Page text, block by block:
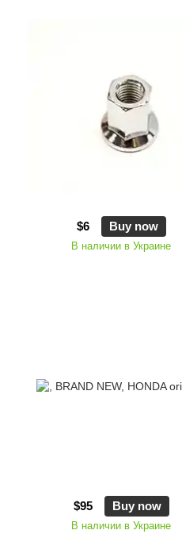
$6 Buy now
В наличии в Украине
$95 Buy now
В наличии в Украине